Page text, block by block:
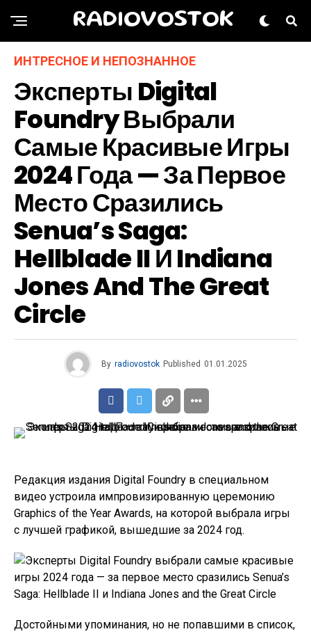
RADIOVOSTOK
ИНТРЕСНОЕ И НЕПОЗНАННОЕ
Эксперты Digital
Foundry Выбрали
Самые Красивые Игры
2024 Года — За Первое
Место Сразились
Senua’s Saga:
Hellblade II И Indiana
Jones And The Great
Circle
By radiovostok Published 01.01.2025
Редакция издания Digital Foundry в специальном
видео устроила импровизированную церемонию
Graphics of the Year Awards, на которой выбрала игры
с лучшей графикой, вышедшие за 2024 год.
Достойными упоминания, но не попавшими в список,